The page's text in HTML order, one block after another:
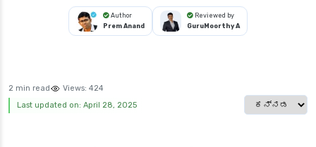
Author
Prem Anand
Reviewed by
GuruMoorthy A
2 min read Views: 424
Last updated on: April 28, 2025
Select